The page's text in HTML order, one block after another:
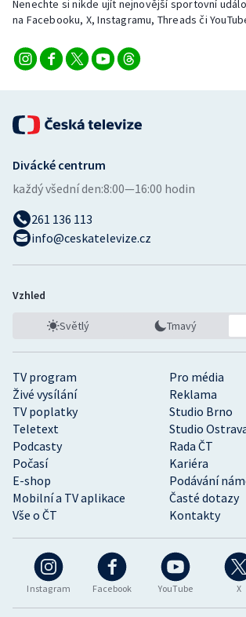
Volejbal
Ostatní
Nenechte si nikde ujít nejnovější sportovní
na Facebooku, X, Instagramu, Threads či
Instagram Facebook YouTube X
TV program
Pro média
Živé vysílání
Reklama
TV poplatky
Studio Brno
Teletext
Studio
Podcasty
Rada ČT
Počasí
Kariéra
E-shop
Podávání
Mobilní a TV aplikace
Časté dotazy
Vše o ČT
Kontakty
Divácké centrum
každý všední den:8:00—16:00 hodin
261 136 113
info@ceskatelevize.cz
Vzhled
Světlý Tmavý